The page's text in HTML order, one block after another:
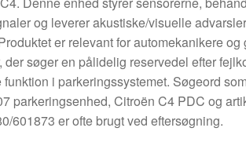
og leverer akustiske/visuelle
er relevant for automekanikere og
der søger en pålidelig reservedel efter
funktion i parkeringssystemet. Søgeord
parkeringsenhed, Citroën C4 PDC og
601873 er ofte brugt ved eftersøgning.